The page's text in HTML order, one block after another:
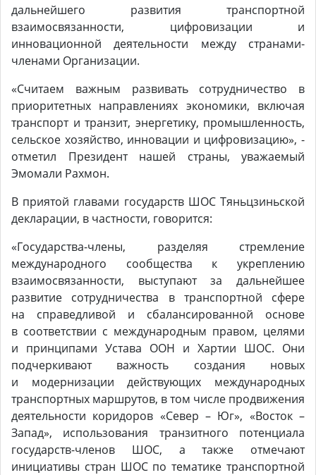
дальнейшего развития транспортной
взаимосвязанности, цифровизации и
инновационной деятельности между странами-
членами Организации.
«Считаем важным развивать сотрудничество в
приоритетных направлениях экономики, включая
транспорт и транзит, энергетику, промышленность,
сельское хозяйство, инновации и цифровизацию», -
отметил Президент нашей страны, уважаемый
Эмомали Рахмон.
В приятой главами государств ШОС Тяньцзиньской
декларации, в частности, говорится:
«Государства-члены, разделяя стремление
международного сообщества к укреплению
взаимосвязанности, выступают за дальнейшее
развитие сотрудничества в транспортной сфере
на справедливой и сбалансированной основе
в соответствии с международным правом, целями
и принципами Устава ООН и Хартии ШОС. Они
подчеркивают важность создания новых
и модернизации действующих международных
транспортных маршрутов, в том числе продвижения
деятельности коридоров «Север – Юг», «Восток –
Запад», использования транзитного потенциала
государств-членов ШОС, а также отмечают
инициативы стран ШОС по тематике транспортной